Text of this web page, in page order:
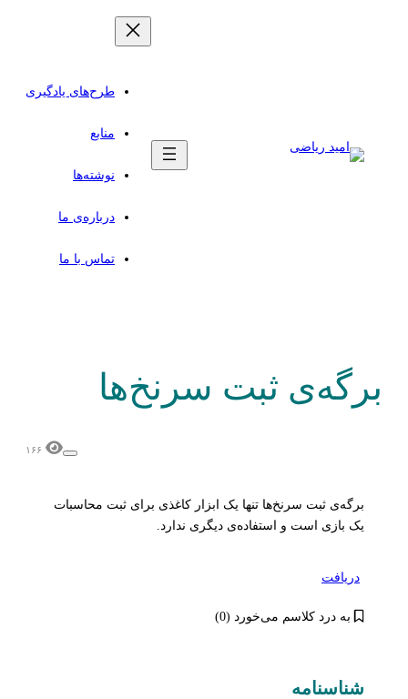
طرح‌های یادگیری
منابع
نوشته‌ها
درباره‌ی ما
تماس با ما
برگه‌ی ثبت سرنخ‌ها
۱۶۶
برگه‌ی ثبت سرنخ‌ها تنها یک ابزار کاغذی برای ثبت محاسبات
یک بازی است و استفاده‌ی دیگری ندارد.
دریافت
به درد کلاسم می‌خورد (0)
شناسنامه‌